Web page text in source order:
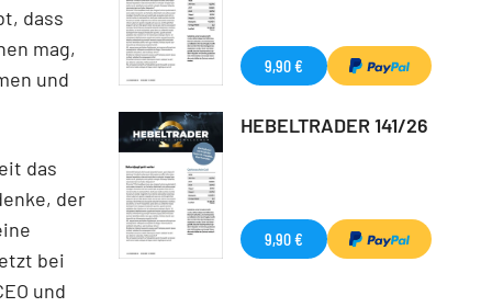
dass
mag,
und
das
der
bei
und
9,90 €
HEBELTRADER 141/26
9,90 €